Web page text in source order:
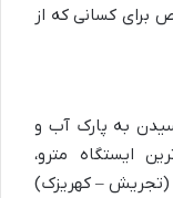
کسانی که از
به پارک آب و
ایستگاه مترو،
در خط ۱ مترو تهران (تجریش – کهریزک)